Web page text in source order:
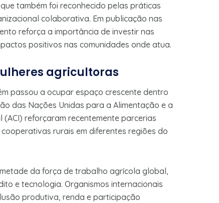
também foi reconhecido pelas práticas
colaborativa. Em publicação nas
reforça a importância de investir nas
positivos nas comunidades onde atua.
agricultoras
passou a ocupar espaço crescente dentro
das Nações Unidas para a Alimentação e a
reforçaram recentemente parcerias
rurais em diferentes regiões do
da força de trabalho agrícola global,
e tecnologia. Organismos internacionais
produtiva, renda e participação